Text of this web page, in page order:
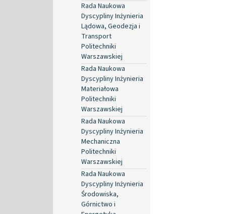
Rada Naukowa
Dyscypliny Inżynieria
Lądowa, Geodezja i
Transport
Politechniki
Warszawskiej
Rada Naukowa
Dyscypliny Inżynieria
Materiałowa
Politechniki
Warszawskiej
Rada Naukowa
Dyscypliny Inżynieria
Mechaniczna
Politechniki
Warszawskiej
Rada Naukowa
Dyscypliny Inżynieria
Środowiska,
Górnictwo i